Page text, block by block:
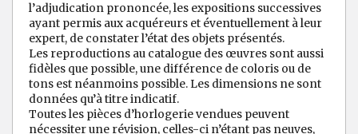
l’adjudication prononcée, les expositions successives
ayant permis aux acquéreurs et éventuellement à leur
expert, de constater l’état des objets présentés.
Les reproductions au catalogue des œuvres sont aussi
fidèles que possible, une différence de coloris ou de
tons est néanmoins possible. Les dimensions ne sont
données qu’à titre indicatif.
Toutes les pièces d’horlogerie vendues peuvent
nécessiter une révision, celles-ci n’étant pas neuves,